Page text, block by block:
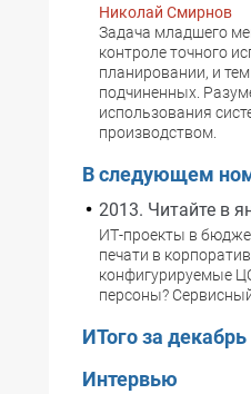
Николай Смирнов
Задача младшего
контроле точного
планировании, и
подчиненных.
использования
производством.
В следующем
2013. Читайте в
ИТ-проекты в
печати в
конфигурируемые
персоны?
ИТого за декабрь
Интервью